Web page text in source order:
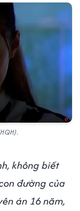
không biết
đường của
án 16 năm,